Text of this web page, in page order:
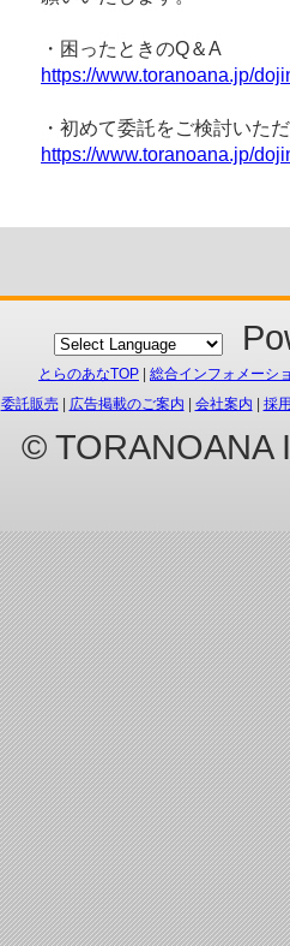
・困ったときのQ＆A
https://www.toranoana.jp/
・初めて委託をご検討いた
https://www.toranoana.jp/
とらのあなTOP
総合インフォメーシ
委託販売| 広告掲載のご案内 会社案内 採
© TORANOANA